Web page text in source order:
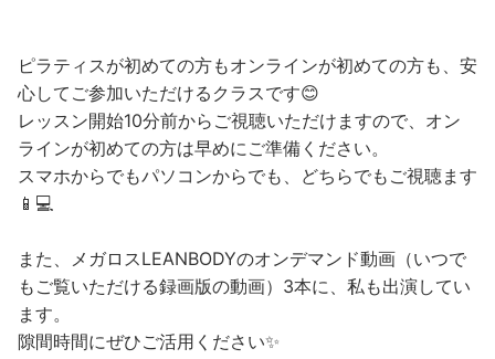
ピラティスが初めての方もオンラインが初めての方も、安
心してご参加いただけるクラスです😊
レッスン開始10分前からご視聴いただけますので、オン
ラインが初めての方は早めにご準備ください。
スマホからでもパソコンからでも、どちらでもご視聴ます
📱💻
また、メガロスLEANBODYのオンデマンド動画（いつで
もご覧いただける録画版の動画）3本に、私も出演してい
ます。
隙間時間にぜひご活用ください✨